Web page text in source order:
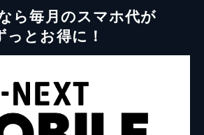
ら毎月のスマホ代が
っとお得に！